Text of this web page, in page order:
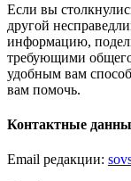
Если вы
другой
информацию,
требующими
удобным вам
вам помочь.
Контактные
Email редакции: